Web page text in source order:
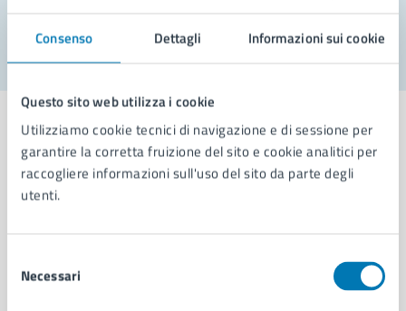
Consenso Dettagli Informazioni sui cookie
Questo sito web utilizza i cookie
Utilizziamo cookie tecnici di navigazione e di sessione per
garantire la corretta fruizione del sito e cookie analitici per
raccogliere informazioni sull'uso del sito da parte degli
utenti.
delNecessari
Comune di Napoli
Aree amministrative